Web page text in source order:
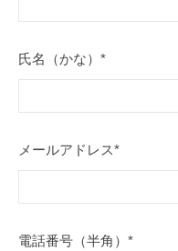
氏名（かな）*
メールアドレス*
電話番号（半角）*